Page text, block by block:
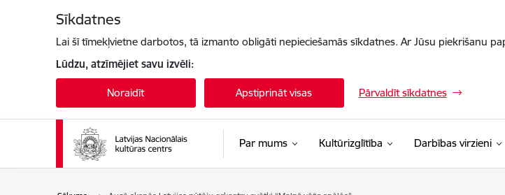
Sīkdatnes
Lai šī tīmekļvietne darbotos, tā izmanto obligāti nepieciešamās sīkdatnes. Ar Jūsu piekrišanu
Lūdzu, atzīmējiet savu izvēli:
Noraidīt Apstiprināt visas Pārvaldīt sīkdatnes
Par mums Kultūrizglītība Darbības virzieni